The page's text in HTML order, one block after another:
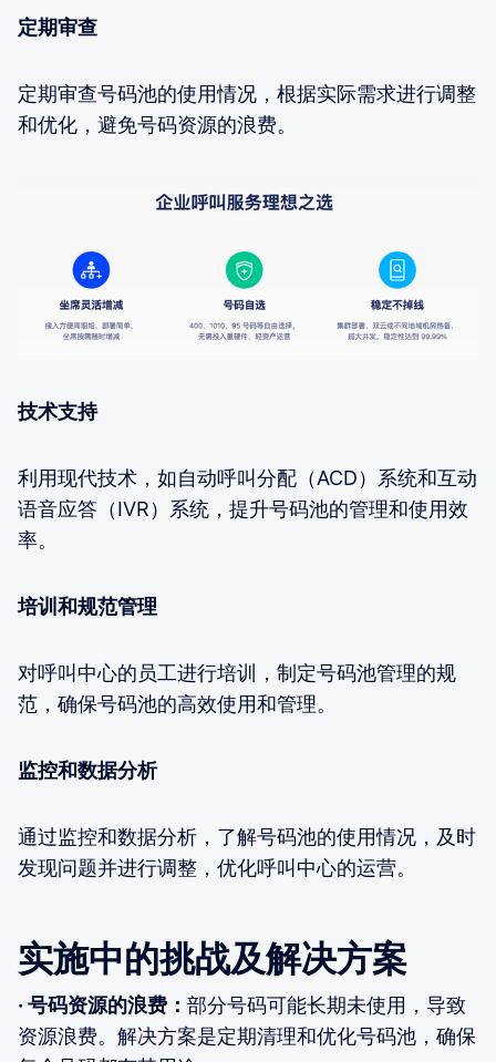
定期审查
定期审查号码池的使用情况，根据实际需求进行调整
和优化，避免号码资源的浪费。
技术支持
利用现代技术，如自动呼叫分配（ACD）系统和互动
语音应答（IVR）系统，提升号码池的管理和使用效
率。
培训和规范管理
对呼叫中心的员工进行培训，制定号码池管理的规
范，确保号码池的高效使用和管理。
监控和数据分析
通过监控和数据分析，了解号码池的使用情况，及时
发现问题并进行调整，优化呼叫中心的运营。
实施中的挑战及解决方案
· 号码资源的浪费： 部分号码可能长期未使用，导致
资源浪费。解决方案是定期清理和优化号码池，确保